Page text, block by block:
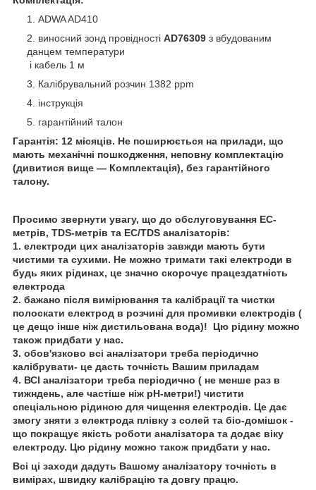
ADWA AD410
виносний зонд провідності AD76309 з вбудованим
данцем температури
і кабель 1 м
Калібрувальний розчин 1382 ppm
інструкція
гарантійний талон
Гарантія: 12 місяців. Не поширюється на прилади, що
мають механічні пошкодження, неповну комплектацію
(дивитися вище — Комплектація), без гарантійного
талону.
Просимо звернути увагу, що до обслуговування EC-
метрів, TDS-метрів та EC/TDS аналізаторів:
1. електроди цих аналізаторів завжди мають бути
чистими та сухими. Не можно тримати такі електроди в
будь яких рідинах, це значно скорочує працездатність
електрода
2. бажано після вимірювання та калібрації та чистки
полоскати електрод в розчині для промивки електродів (
це дещо інше ніж дистильована вода)! Цю рідину можно
також придбати у нас.
3. обов'язково всі аналізатори треба періодично
калібрувати- це дасть точність Вашим приладам
4. ВСІ аналізатори треба періодично ( не менше раз в
тижндень, але частіше ніж рН-метри!) чистити
спеціальною рідиною для чищення електродів. Це дає
змогу зняти з електрода плівку з солей та біо-домішок -
що покращує якість роботи аналізатора та додає віку
електроду. Цю рідину можно також придбати у нас.
Всі ці заходи дадуть Вашому аналізатору точність в
вимірах, швидку калібрацію та довгу працю.